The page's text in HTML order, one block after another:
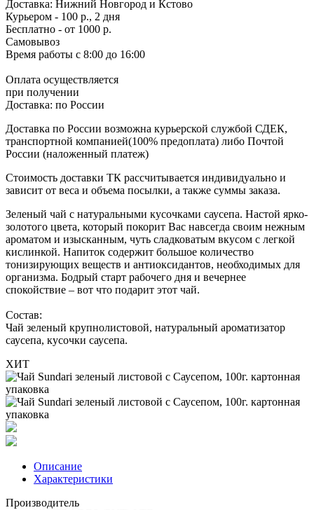
Доставка: Нижний Новгород и Кстово
Курьером - 100 р., 2 дня
Бесплатно - от 1000 р.
Самовывоз
Время работы с 8:00 до 16:00
Оплата осуществляется
при получении
Доставка: по России
Доставка по России возможна курьерской службой СДЕК,
транспортной компанией(100% предоплата) либо Почтой
России (наложенный платеж)
Стоимость доставки ТК рассчитывается индивидуально и
зависит от веса и объема посылки, а также суммы заказа.
Зеленый чай с натуральными кусочками саусепа. Настой ярко-
золотого цвета, который покорит Вас навсегда своим нежным
ароматом и изысканным, чуть сладковатым вкусом с легкой
кислинкой. Напиток содержит большое количество
тонизирующих веществ и антиоксидантов, необходимых для
организма. Бодрый старт рабочего дня и вечернее
спокойствие – вот что подарит этот чай.
Состав:
Чай зеленый крупнолистовой, натуральный ароматизатор
саусепа, кусочки саусепа.
ХИТ
Описание
Характеристики
Производитель